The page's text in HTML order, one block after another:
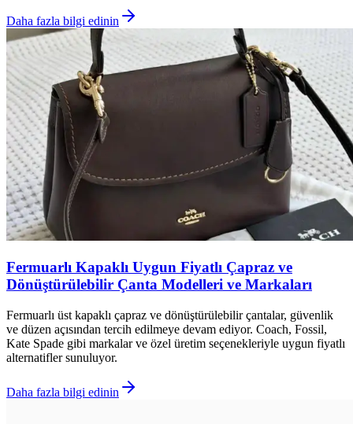
Daha fazla bilgi edinin
Fermuarlı Kapaklı Uygun Fiyatlı Çapraz ve
Dönüştürülebilir Çanta Modelleri ve Markaları
Fermuarlı üst kapaklı çapraz ve dönüştürülebilir çantalar, güvenlik
ve düzen açısından tercih edilmeye devam ediyor. Coach, Fossil,
Kate Spade gibi markalar ve özel üretim seçenekleriyle uygun fiyatlı
alternatifler sunuluyor.
Daha fazla bilgi edinin